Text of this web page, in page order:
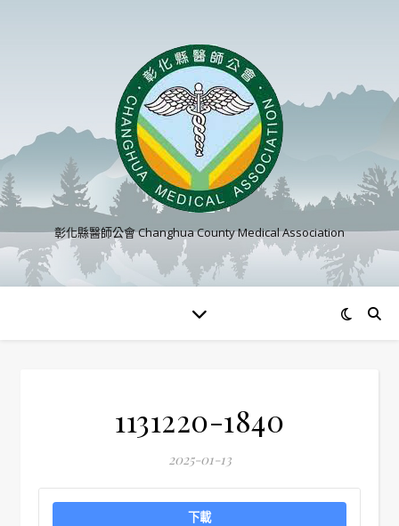
彰化縣醫師公會 Changhua County Medical Association
1131220-1840
2025-01-13
下載